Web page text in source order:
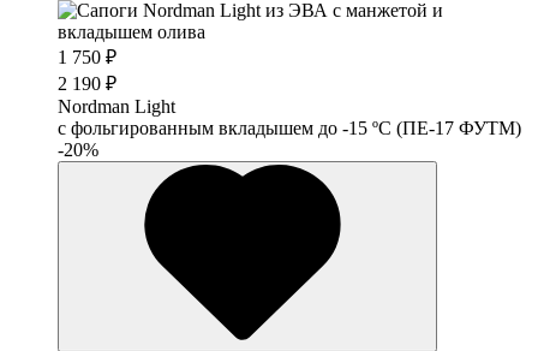
1 750 ₽
2 190 ₽
Nordman Light
c фольгированным вкладышем до -15 ºС (ПЕ-17 ФУТМ)
-20%